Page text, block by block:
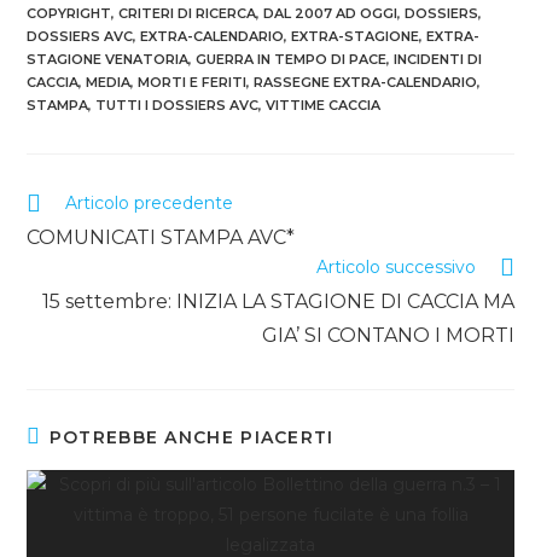
COPYRIGHT, CRITERI DI RICERCA, DAL 2007 AD OGGI, DOSSIERS,
DOSSIERS AVC, EXTRA-CALENDARIO, EXTRA-STAGIONE, EXTRA-
STAGIONE VENATORIA, GUERRA IN TEMPO DI PACE, INCIDENTI DI
CACCIA, MEDIA, MORTI E FERITI, RASSEGNE EXTRA-CALENDARIO,
STAMPA, TUTTI I DOSSIERS AVC, VITTIME CACCIA
Articolo precedente
COMUNICATI STAMPA AVC*
Articolo successivo
15 settembre: INIZIA LA STAGIONE DI CACCIA MA
GIA’ SI CONTANO I MORTI
POTREBBE ANCHE PIACERTI